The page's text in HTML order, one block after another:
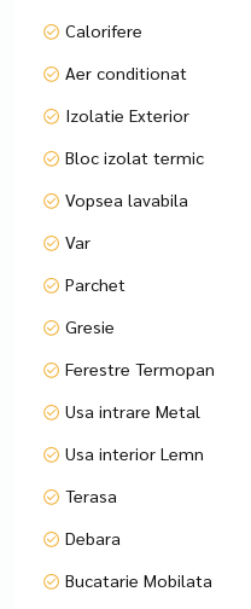
Informatiile tehnice au
preluate de la proprietari.
telefonic, specificand
Calorifere
Aer conditionat
Izolatie Exterior
Bloc izolat termic
Vopsea lavabila
Var
Parchet
Gresie
Ferestre Termopan
Usa intrare Metal
Usa interior Lemn
Terasa
Debara
Bucatarie Mobilata